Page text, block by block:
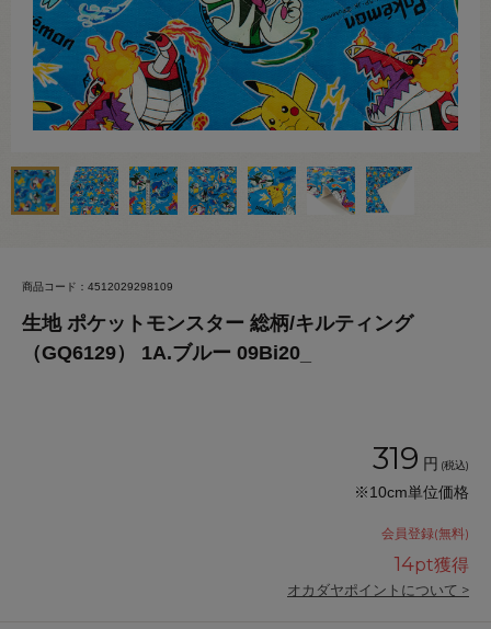
商品コード：4512029298109
生地 ポケットモンスター 総柄/キルティング
（GQ6129） 1A.ブルー 09Bi20_
319 円 (税込)
※10cm単位価格
会員登録(無料)
14pt獲得
オカダヤポイントについて >